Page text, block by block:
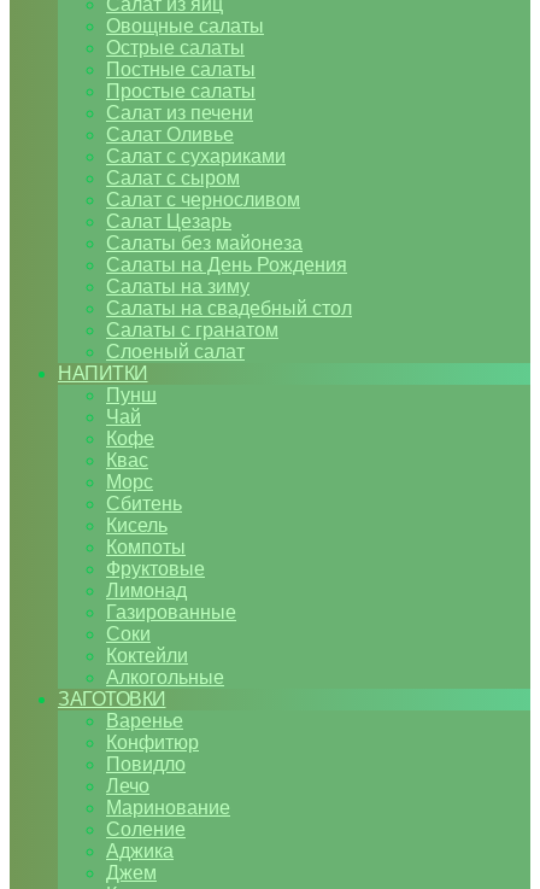
Салат из яиц
Овощные салаты
Острые салаты
Постные салаты
Простые салаты
Салат из печени
Салат Оливье
Салат с сухариками
Салат с сыром
Салат с черносливом
Салат Цезарь
Салаты без майонеза
Салаты на День Рождения
Салаты на зиму
Салаты на свадебный стол
Салаты с гранатом
Слоеный салат
НАПИТКИ
Пунш
Чай
Кофе
Квас
Морс
Сбитень
Кисель
Компоты
Фруктовые
Лимонад
Газированные
Соки
Коктейли
Алкогольные
ЗАГОТОВКИ
Варенье
Конфитюр
Повидло
Лечо
Маринование
Соление
Аджика
Джем